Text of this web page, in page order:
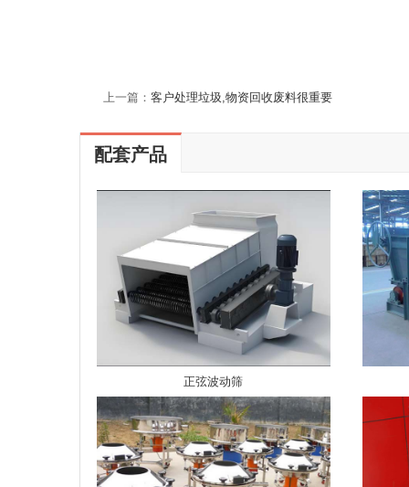
上一篇： 客户处理垃圾,物资回收废料很重要
配套产品
正弦波动筛